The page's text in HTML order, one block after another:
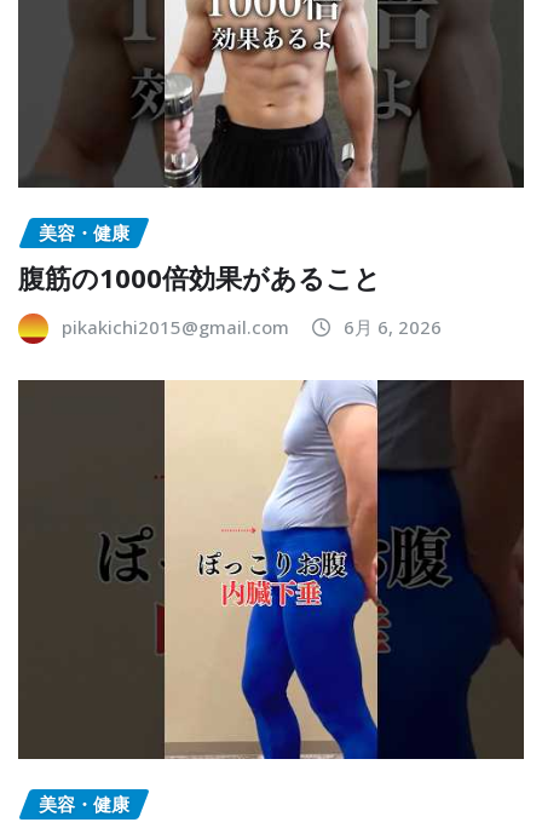
美容・健康
腹筋の1000倍効果があること
pikakichi2015@gmail.com 6月 6, 2026
美容・健康